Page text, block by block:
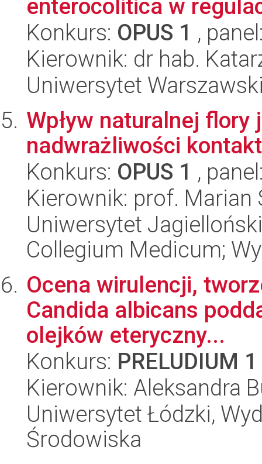
enterocolitica w
Konkurs: OPUS 1 ,
Kierownik: dr hab.
Uniwersytet
Wpływ naturalnej
nadwrażliwości
Konkurs: OPUS 1 ,
Kierownik: prof. Marian
Uniwersytet
Collegium Medicum;
Ocena wirulencji,
Candida albicans
olejków eteryczny...
Konkurs: PRELUDIUM 1
Kierownik: Aleksandra
Uniwersytet Łódzki,
Środowiska